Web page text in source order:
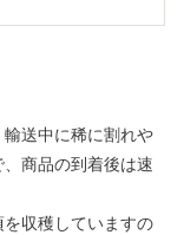
輸送中に稀に割れや
商品の到着後は速
を収穫していますの